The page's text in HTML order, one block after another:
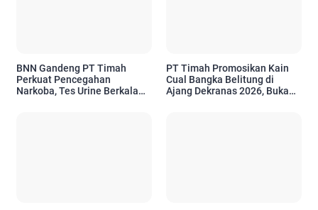
BNN Gandeng PT Timah
Perkuat Pencegahan
Narkoba, Tes Urine Berkala
PT Timah Promosikan Kain
Cual Bangka Belitung di
Ajang Dekranas 2026, Buka